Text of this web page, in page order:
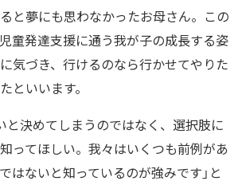
と夢にも思わなかったお母さん。この
童発達支援に通う我が子の成長する姿
気づき、行けるのなら行かせてやりた
といいます。
と決めてしまうのではなく、選択肢に
ってほしい。我々はいくつも前例があ
はないと知っているのが強みです」と